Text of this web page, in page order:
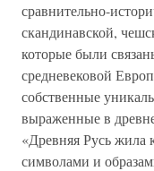
сравнительно-
скандинавской,
которые были
средневековой
собственные
выраженные в
«Древняя Русь
символами и